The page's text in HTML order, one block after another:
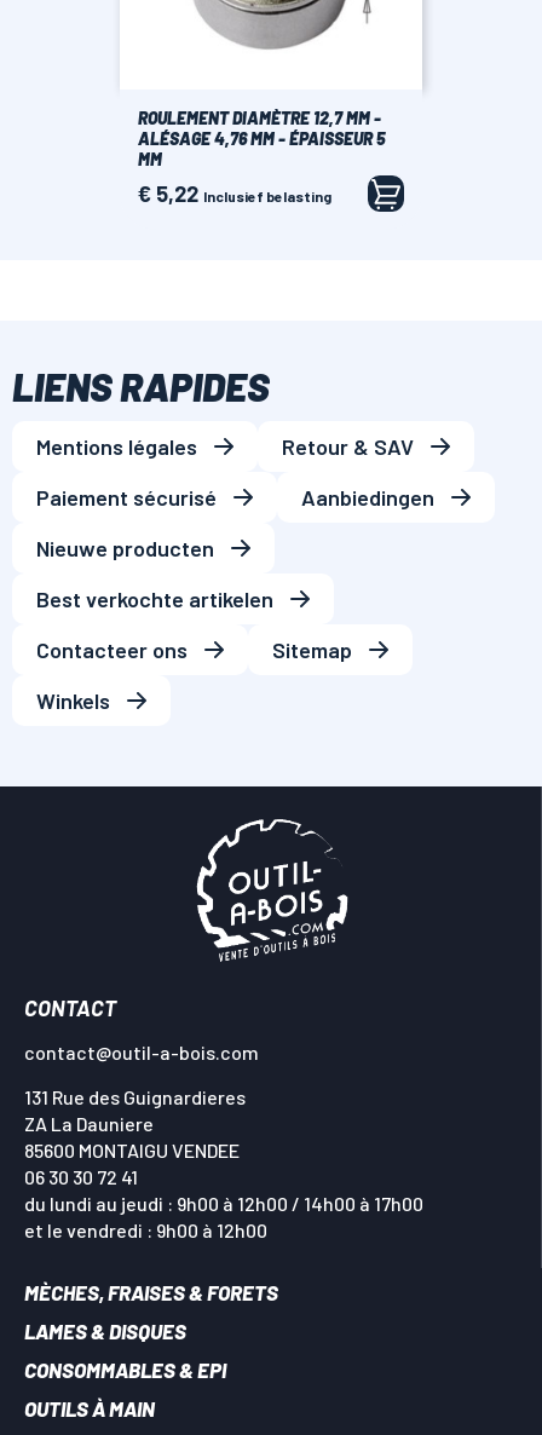
ROULEMENT DIAMÈTRE 12,7 MM -
ALÉSAGE 4,76 MM - ÉPAISSEUR 5
MM
Prijs
€ 5,22 Inclusief belasting
LIENS RAPIDES
Mentions légales
Retour & SAV
Paiement sécurisé
Aanbiedingen
Nieuwe producten
Best verkochte artikelen
Contacteer ons
Sitemap
Winkels
CONTACT
contact@outil-a-bois.com
131 Rue des Guignardieres
ZA La Dauniere
85600 MONTAIGU VENDEE
06 30 30 72 41
du lundi au jeudi : 9h00 à 12h00 / 14h00 à 17h00
et le vendredi : 9h00 à 12h00
MÈCHES, FRAISES & FORETS
LAMES & DISQUES
CONSOMMABLES & EPI
OUTILS À MAIN